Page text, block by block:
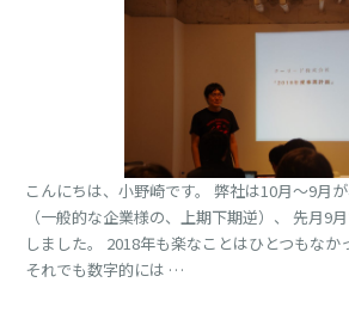
こんにちは、小野崎です。 弊社は10月〜9月
（一般的な企業様の、上期下期逆）、 先月9
しました。 2018年も楽なことはひとつもなか
それでも数字的には …